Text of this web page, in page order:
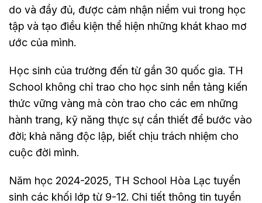
do và đầy đủ, được cảm nhận niềm vui trong học
tập và tạo điều kiện thể hiện những khát khao mơ
ước của mình.
Học sinh của trường đến từ gần 30 quốc gia. TH
School không chỉ trao cho học sinh nền tảng kiến
thức vững vàng mà còn trao cho các em những
hành trang, kỹ năng thực sự cần thiết để bước vào
đời; khả năng độc lập, biết chịu trách nhiệm cho
cuộc đời mình.
Năm học 2024-2025, TH School Hòa Lạc tuyển
sinh các khối lớp từ 9-12. Chi tiết thông tin tuyển